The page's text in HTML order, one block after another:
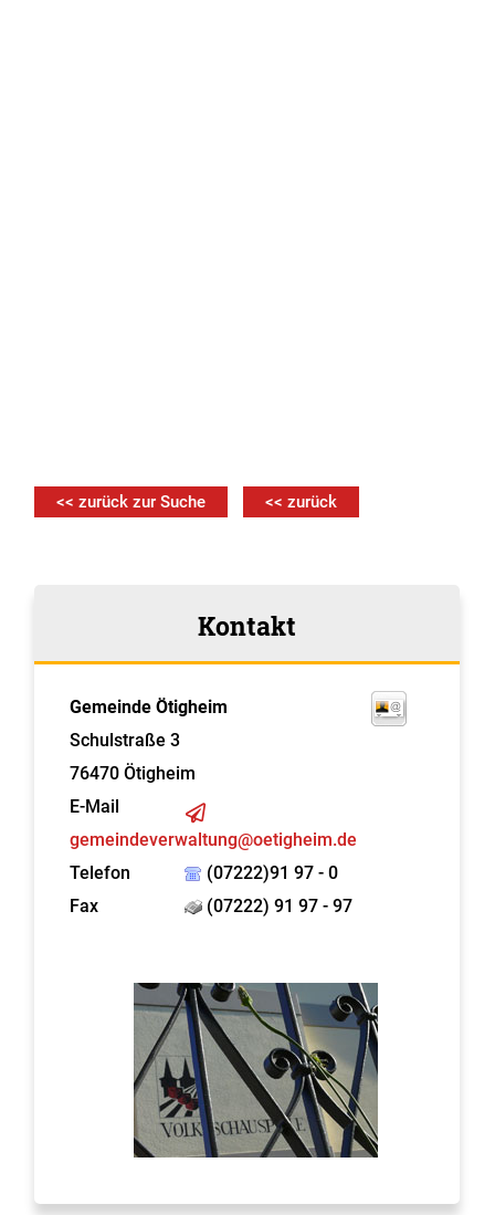
<< zurück zur Suche << zurück
Kontakt
Gemeinde Ötigheim
Schulstraße 3
76470 Ötigheim
E-Mail
gemeindeverwaltung@oetigheim.de
Telefon
(07222)91 97 - 0
Fax
(07222) 91 97 - 97